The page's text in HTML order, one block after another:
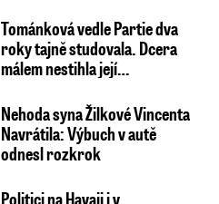
Tománková vedle Partie dva
roky tajně studovala. Dcera
málem nestihla její…
Nehoda syna Žilkové Vincenta
Navrátila: Výbuch v autě
odnesl rozkrok
Politici na Havaji i v